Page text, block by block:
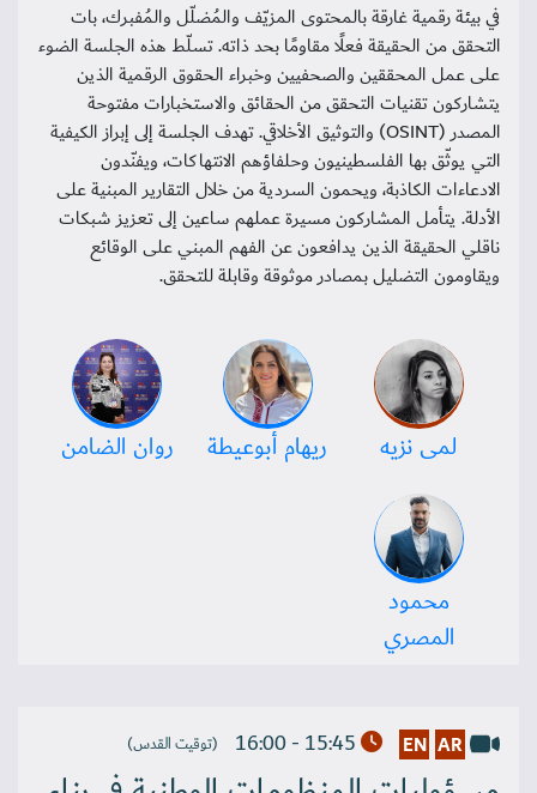
في بيئة رقمية غارقة بالمحتوى المزيّف والمُضلّل والمُفبرك، بات
التحقق من الحقيقة فعلًا مقاومًا بحد ذاته. تسلّط هذه الجلسة الضوء
على عمل المحققين والصحفيين وخبراء الحقوق الرقمية الذين
يتشاركون تقنيات التحقق من الحقائق والاستخبارات مفتوحة
المصدر (OSINT) والتوثيق الأخلاقي. تهدف الجلسة إلى إبراز الكيفية
التي يوثّق بها الفلسطينيون وحلفاؤهم الانتهاكات، ويفنّدون
الادعاءات الكاذبة، ويحمون السردية من خلال التقارير المبنية على
الأدلة. يتأمل المشاركون مسيرة عملهم ساعين إلى تعزيز شبكات
ناقلي الحقيقة الذين يدافعون عن الفهم المبني على الوقائع
ويقاومون التضليل بمصادر موثوقة وقابلة للتحقق.
لمى نزيه ريهام أبوعيطة روان الضامن
محمود
المصري
AR
EN
15:45 - 16:00 (توقيت القدس)